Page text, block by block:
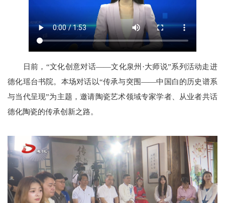
日前，“文化创意对话——文化泉州·大师说”系列活动走进
德化瑶台书院。本场对话以“传承与突围——中国白的历史谱系
与当代呈现”为主题，邀请陶瓷艺术领域专家学者、从业者共话
德化陶瓷的传承创新之路。